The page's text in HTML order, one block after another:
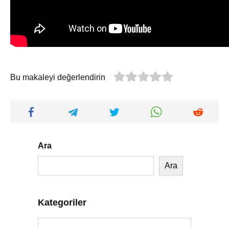
Bu makaleyi değerlendirin
Ara
Ara
Kategoriler